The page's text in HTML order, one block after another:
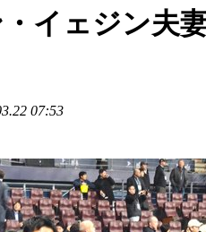
イェジン夫
07:53